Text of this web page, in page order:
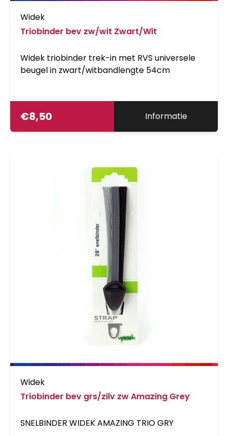
Widek
Triobinder bev zw/wit Zwart/Wit
Widek triobinder trek-in met RVS universele
beugel in zwart/witbandlengte 54cm
€8,50 Informatie
Widek
Triobinder bev grs/zilv zw Amazing Grey
SNELBINDER WIDEK AMAZING TRIO GRY